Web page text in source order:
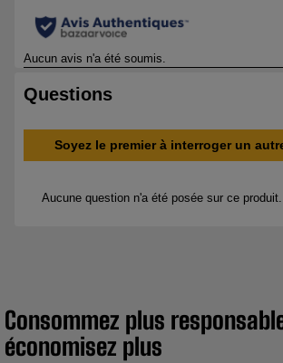
Consommez plus
économisez plus